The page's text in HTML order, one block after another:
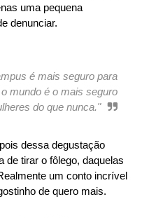
uma pequena
denunciar.
é mais seguro para
mundo é o mais seguro
do que nunca."
dessa degustação
de tirar o fôlego, daquelas
um conto incrível
de quero mais.